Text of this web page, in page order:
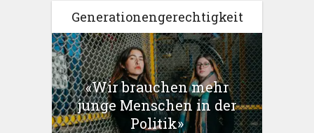
Generationengerechtigkeit
«Wir brauchen mehr
junge Menschen in der
Politik»